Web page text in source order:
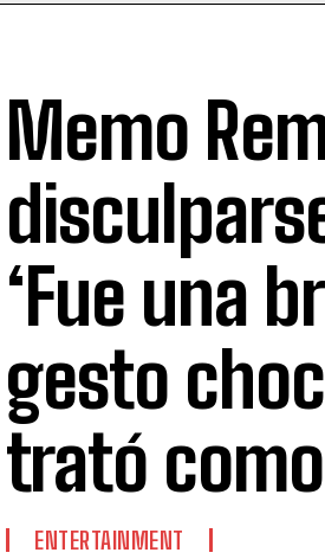
Memo
‘Fue una
gesto
trató
ENTERTAINMENT